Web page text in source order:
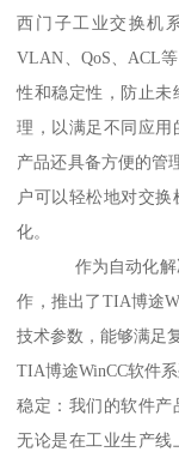
西门子工业交换机
VLAN、QoS、ACL
性和稳定性，防止未
理，以满足不同应用
产品还具备方便的管
户可以轻松地对交
化。
作为自动化解决
作，推出了TIA博途
技术参数，能够满足
TIA博途WinCC软件
稳定：我们的软件产
无论是在工业生产线